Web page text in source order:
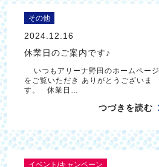
その他
2024.12.16
休業日のご案内です♪
いつもアリーナ野田のホームページ
をご覧いただき ありがとうございま
す。 休業日…
つづきを読む
イベント/キャンペーン